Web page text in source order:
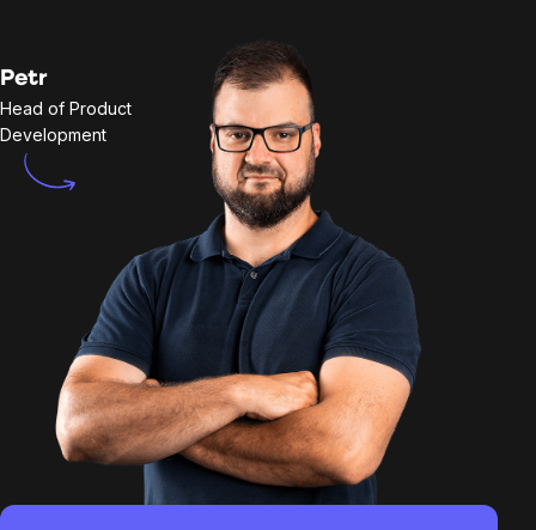
Petr
Head of Product
Development